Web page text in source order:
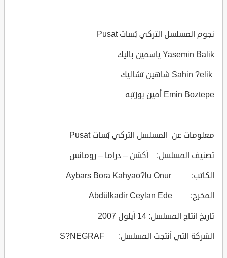
نجوم المسلسل التركي بُسات Pusat
Yasemin Balik ياسمين باليك
Emin Boztepe أمين بوزتبه
معلومات عن المسلسل التركي بُسات Pusat
تصنيف المسلسل: أكشن – دراما – رومانس
الكاتب: Aybars Bora Kahyao?lu Onur
المخرج: Abdülkadir Ceylan Ede
تاريخ انتاج المسلسل: 14 أيلول 2007
الشركة التي أنتجت المسلسل: S?NEGRAF